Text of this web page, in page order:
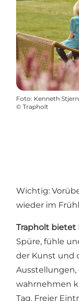
Foto: Kenneth
© Trapholt
Wichtig:
wieder im
Trapholt bietet
Spüre, fühle
der Kunst und
wahrnehmen
Tag. Freier